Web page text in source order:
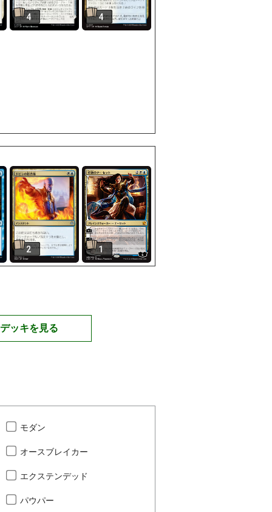
4 4
2 1
ッキを見る
モダン
オースブレイカー
エクステンデッド
パウパー